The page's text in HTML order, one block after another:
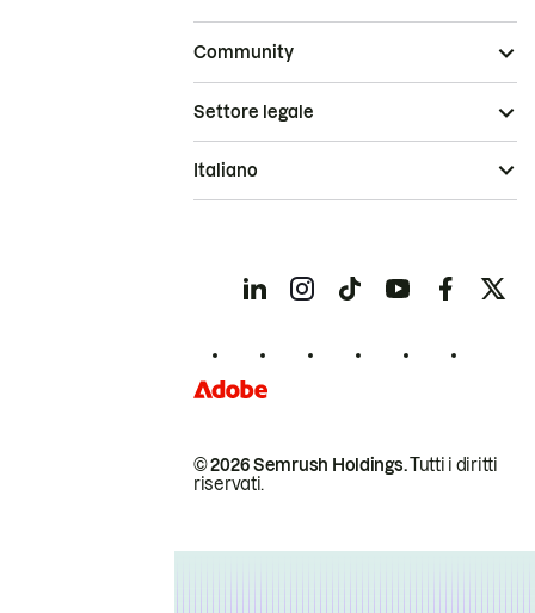
Community
© 2026 Semrush Holdings.Tutti i diritti
riservati.
Settore legale
Italiano